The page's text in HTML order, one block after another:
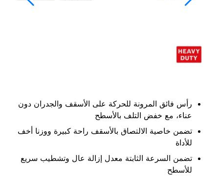
رأس فائق المرونة للحركة على الأسقف والجدران دون
عناء، مع خفض التلف بالأسطح
تضمن خاصية الالتصاق بالأسقف راحة كبيرة ووزنا أخف
للأداة
تضمن السرعة الثابتة معدل إزالة عال وتشطيب سريع
للأسطح